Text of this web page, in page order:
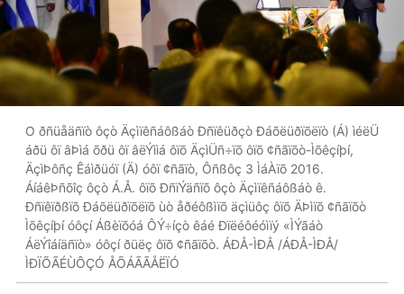
O ðñüåäñïò ôçò Äçìïêñáôßáò Ðñïêüðçò Ðáõëüðïõëïò (Á) ìéëÜ
áðü ôï âÞìá õðü ôï âëÝììá ôïõ ÄçìÜñ÷ïõ ôïõ ¢ñãïõò-Ìõêçíþí,
ÄçìÞôñç Êáìðüóï (Ä) óôï ¢ñãïò, Ôñßôç 3 ÌáÀïõ 2016.
ÁíáêÞñõîç ôçò Á.Å. ôïõ ÐñïÝäñïõ ôçò Äçìïêñáôßáò ê.
Ðñïêïðßïõ Ðáõëüðïõëïõ ùò åðéôßìïõ äçìüôç ôïõ ÄÞìïõ ¢ñãïõò
Ìõêçíþí óôçí Áßèïõóá ÔÝ÷íçò êáé Ðïëéôéóìïý «ÌÝãáò
ÁëÝîáíäñïò» óôçí ðüëç ôïõ ¢ñãïõò. ÁÐÅ-ÌÐÅ /ÁÐÅ-ÌÐÅ/
ÌÐÏÕÃÉÙÔÇÓ ÅÕÁÃÃÅËÏÓ